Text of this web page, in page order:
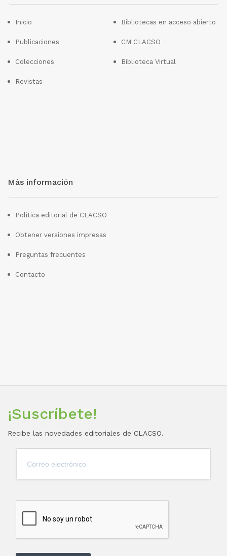
Inicio
Publicaciones
Colecciones
Revistas
Bibliotecas en acceso abierto
CM CLACSO
Biblioteca Virtual
Más información
Política editorial de CLACSO
Obtener versiones impresas
Preguntas frecuentes
Contacto
¡Suscríbete!
Recibe las novedades editoriales de CLACSO.